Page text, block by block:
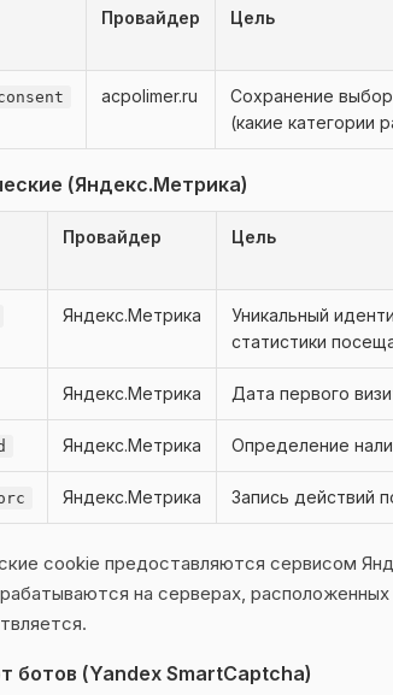
Провайдер Цель
acpolimer.ru
Сохранение
(какие категории
(Яндекс.Метрика)
Провайдер Цель
Яндекс.Метрика
Уникальный
статистики
Яндекс.Метрика Дата первого
Яндекс.Метрика Определение
Яндекс.Метрика Запись действий
cookie предоставляются сервисом
на серверах,
ботов (Yandex SmartCaptcha)